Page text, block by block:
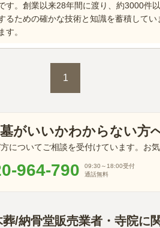
。創業以来28年間に渡り、約3000件
るための確かな技術と知識を蓄積して
。
1
がいいかわからない方
についてご相談を受付けています。お
964-790 09:30～18:00受付
通話無料
/納骨堂販売業者・寺院に